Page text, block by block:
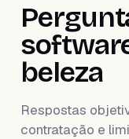
beleza
Respostas
contratação e